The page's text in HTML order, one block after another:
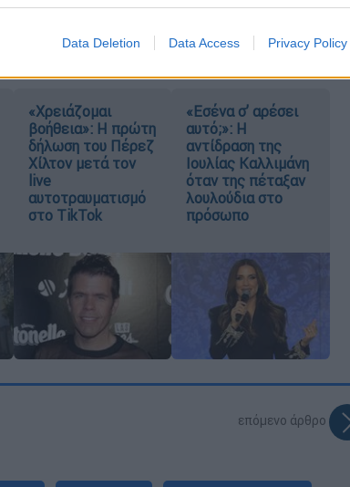
functionality and fraud prevention, and other user
Data Deletion Data Access Privacy Policy
«Χρειάζομαι
βοήθεια»: Η πρώτη
δήλωση του Πέρεζ
Χίλτον μετά τον
live
αυτοτραυματισμό
στο TikTok
«Εσένα σ’ αρέσει
αυτό;»: Η
αντίδραση της
Ιουλίας Καλλιμάνη
όταν της πέταξαν
λουλούδια στο
πρόσωπο
επόμενο άρθρο